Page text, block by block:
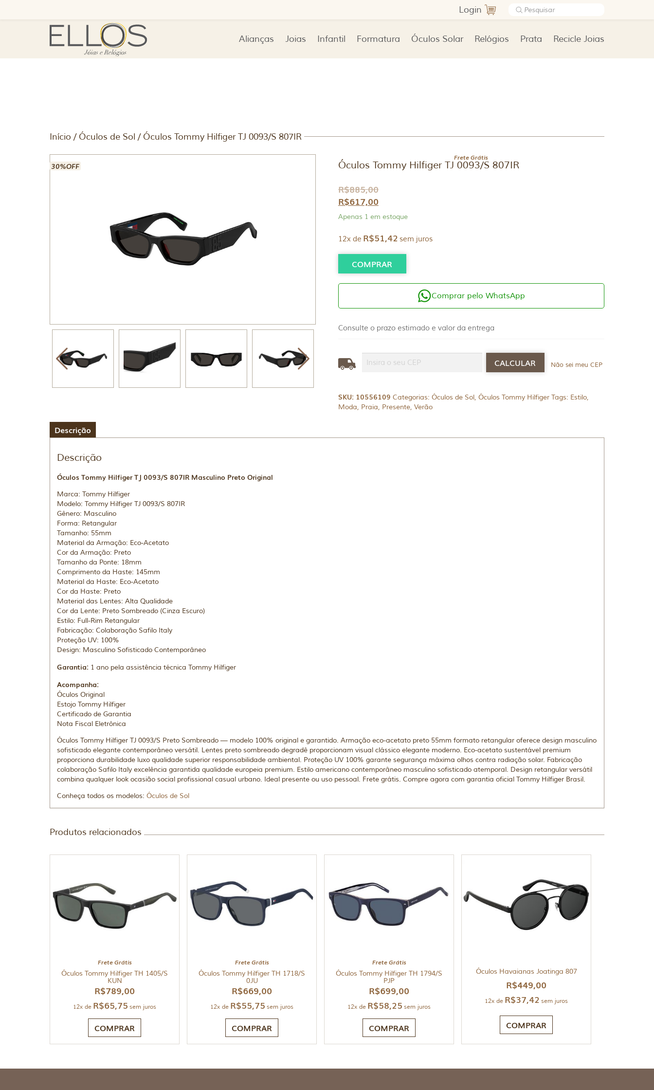
Login
Alianças Joias Infantil Formatura Óculos Solar Relógios Prata Recicle Joias
Início / Óculos de Sol / Óculos Tommy Hilfiger TJ 0093/S 807IR
30%OFF
Frete Grátis
Óculos Tommy Hilfiger TJ 0093/S 807IR
R$885,00
R$617,00
Apenas 1 em estoque
12x de R$51,42 sem juros
COMPRAR
Comprar pelo WhatsApp
Consulte o prazo estimado e valor da entrega
Não sei meu CEP
SKU: 10556109 Categorias: Óculos de Sol, Óculos Tommy Hilfiger Tags: Estilo,
Moda, Praia, Presente, Verão
Descrição
Descrição
Óculos Tommy Hilfiger TJ 0093/S 807IR Masculino Preto Original
Marca: Tommy Hilfiger
Modelo: Tommy Hilfiger TJ 0093/S 807IR
Gênero: Masculino
Forma: Retangular
Tamanho: 55mm
Material da Armação: Eco-Acetato
Cor da Armação: Preto
Tamanho da Ponte: 18mm
Comprimento da Haste: 145mm
Material da Haste: Eco-Acetato
Cor da Haste: Preto
Material das Lentes: Alta Qualidade
Cor da Lente: Preto Sombreado (Cinza Escuro)
Estilo: Full-Rim Retangular
Fabricação: Colaboração Safilo Italy
Proteção UV: 100%
Design: Masculino Sofisticado Contemporâneo
Garantia: 1 ano pela assistência técnica Tommy Hilfiger
Acompanha:
Óculos Original
Estojo Tommy Hilfiger
Certificado de Garantia
Nota Fiscal Eletrônica
Óculos Tommy Hilfiger TJ 0093/S Preto Sombreado — modelo 100% original e garantido. Armação eco-acetato preto 55mm formato retangular oferece design masculino
sofisticado elegante contemporâneo versátil. Lentes preto sombreado degradê proporcionam visual clássico elegante moderno. Eco-acetato sustentável premium
proporciona durabilidade luxo qualidade superior responsabilidade ambiental. Proteção UV 100% garante segurança máxima olhos contra radiação solar. Fabricação
colaboração Safilo Italy excelência garantida qualidade europeia premium. Estilo americano contemporâneo masculino sofisticado atemporal. Design retangular versátil
combina qualquer look ocasião social profissional casual urbano. Ideal presente ou uso pessoal. Frete grátis. Compre agora com garantia oficial Tommy Hilfiger Brasil.
Conheça todos os modelos: Óculos de Sol
Produtos relacionados
Frete Grátis
Óculos Tommy Hilfiger TH 1405/S
KUN
R$789,00
12x de R$65,75 sem juros
COMPRAR
Frete Grátis
Óculos Tommy Hilfiger TH 1718/S
0JU
R$669,00
12x de R$55,75 sem juros
COMPRAR
Frete Grátis
Óculos Tommy Hilfiger TH 1794/S
PJP
R$699,00
12x de R$58,25 sem juros
COMPRAR
Óculos Havaianas Joatinga 807
R$449,00
12x de R$37,42 sem juros
COMPRAR